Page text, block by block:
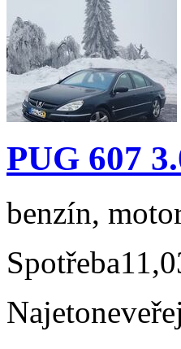
PUG 607
benzín,
Spotřeba
Najeto